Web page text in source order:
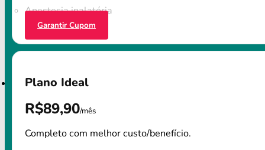
Anestesia inalatória
Garantir Cupom
Plano Ideal
R$89,90/mês
Completo com melhor custo/benefício.